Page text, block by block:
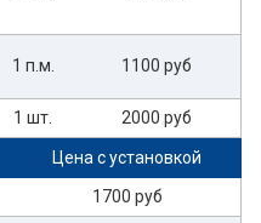
1 п.м. 1100 руб
1 шт. 2000 руб
Цена с установкой
1700 руб